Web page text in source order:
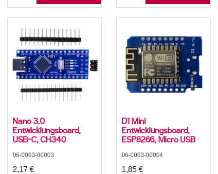
Nano 3.0
Entwicklungsboard,
USB-C, CH340
06-0003-00003
2,17 €
D1 Mini
Entwicklungsboard,
ESP8266, Micro USB
06-0003-00004
1,85 €